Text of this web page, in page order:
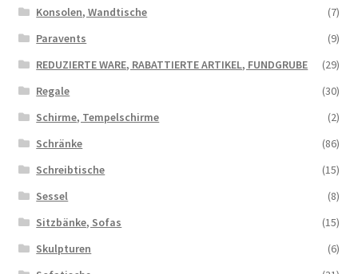
Konsolen, Wandtische
(7)
Paravents
(9)
REDUZIERTE WARE, RABATTIERTE ARTIKEL, FUNDGRUBE
(29)
Regale
(30)
Schirme, Tempelschirme
(2)
Schränke
(86)
Schreibtische
(15)
Sessel
(8)
Sitzbänke, Sofas
(15)
Skulpturen
(6)